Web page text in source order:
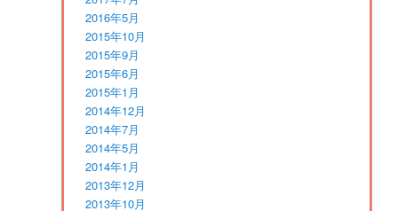
2016年5月
2015年10月
2015年9月
2015年6月
2015年1月
2014年12月
2014年7月
2014年5月
2014年1月
2013年12月
2013年10月